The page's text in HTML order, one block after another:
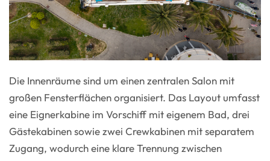
Die Innenräume sind um einen zentralen Salon mit
großen Fensterflächen organisiert. Das Layout umfasst
eine Eignerkabine im Vorschiff mit eigenem Bad, drei
Gästekabinen sowie zwei Crewkabinen mit separatem
Zugang, wodurch eine klare Trennung zwischen